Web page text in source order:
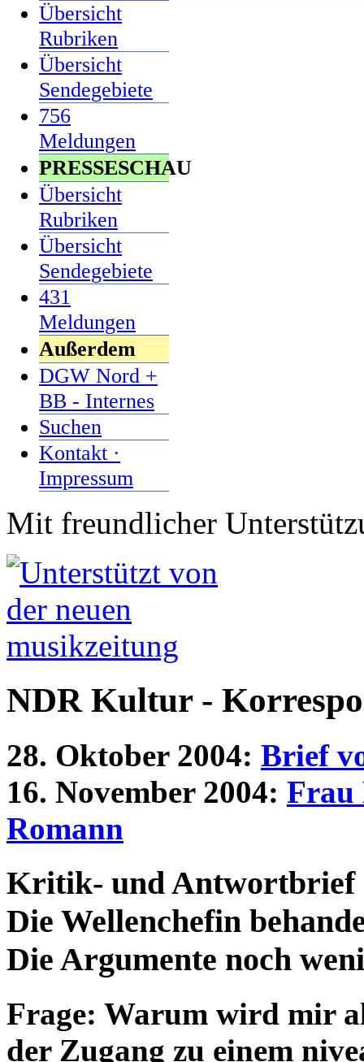
Übersicht
Rubriken
Übersicht
Sendegebiete
756
Meldungen
PRESSESCHAU
Übersicht
Rubriken
Übersicht
Sendegebiete
431
Meldungen
Außerdem
DGW Nord +
BB - Internes
Suchen
Kontakt ·
Impressum
Mit freundlicher
NDR Kultur -
28. Oktober 2004: Brief
16. November 2004: Frau
Romann
Kritik- und Antwortbrief
Die Wellenchefin
Die Argumente noch
Frage: Warum wird mir
der Zugang zu einem